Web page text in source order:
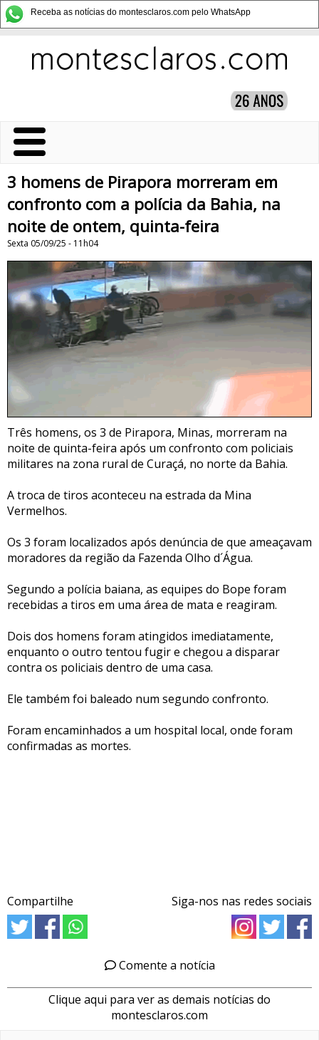
Receba as notícias do montesclaros.com pelo WhatsApp
3 homens de Pirapora morreram em
confronto com a polícia da Bahia, na
noite de ontem, quinta-feira
Sexta 05/09/25 - 11h04
Três homens, os 3 de Pirapora, Minas, morreram na
noite de quinta-feira após um confronto com policiais
militares na zona rural de Curaçá, no norte da Bahia.
A troca de tiros aconteceu na estrada da Mina
Vermelhos.
Os 3 foram localizados após denúncia de que ameaçavam
moradores da região da Fazenda Olho d´Água.
Segundo a polícia baiana, as equipes do Bope foram
recebidas a tiros em uma área de mata e reagiram.
Dois dos homens foram atingidos imediatamente,
enquanto o outro tentou fugir e chegou a disparar
contra os policiais dentro de uma casa.
Ele também foi baleado num segundo confronto.
Foram encaminhados a um hospital local, onde foram
confirmadas as mortes.
Compartilhe Siga-nos nas redes sociais
Comente a notícia
Clique aqui para ver as demais notícias do
montesclaros.com